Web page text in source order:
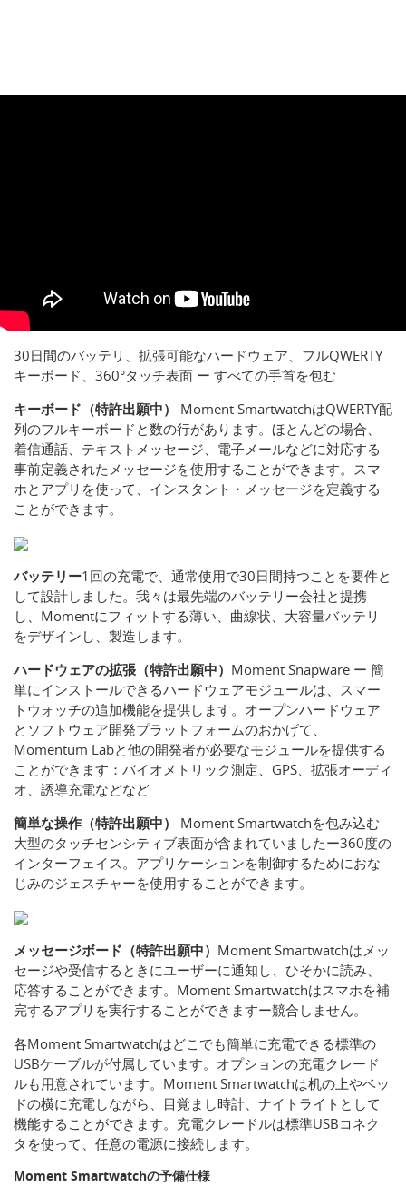
30日間のバッテリ、拡張可能なハードウェア、フルQWERTY
キーボード、360°タッチ表面 ー すべての手首を包む
キーボード（特許出願中）
Moment SmartwatchはQWERTY配
列のフルキーボードと数の行があります。ほとんどの場合、
着信通話、テキストメッセージ、電子メールなどに対応する
事前定義されたメッセージを使用することができます。スマ
ホとアプリを使って、インスタント・メッセージを定義する
ことができます。
バッテリー1回の充電で、通常使用で30日間持つことを要件と
して設計しました。我々は最先端のバッテリー会社と提携
し、Momentにフィットする薄い、曲線状、大容量バッテリ
をデザインし、製造します。
ハードウェアの拡張（特許出願中） Moment Snapware ー 簡
単にインストールできるハードウェアモジュールは、スマー
トウォッチの追加機能を提供します。オープンハードウェア
とソフトウェア開発プラットフォームのおかげて、
Momentum Labと他の開発者が必要なモジュールを提供する
ことができます：バイオメトリック測定、GPS、拡張オーディ
オ、誘導充電などなど
簡単な操作（特許出願中）
Moment Smartwatchを包み込む
大型のタッチセンシティブ表面が含まれていましたー360度の
インターフェイス。アプリケーションを制御するためにおな
じみのジェスチャーを使用することができます。
メッセージボード（特許出願中） Moment Smartwatchはメッ
セージや受信するときにユーザーに通知し、ひそかに読み、
応答することができます。Moment Smartwatchはスマホを補
完するアプリを実行することができますー競合しません。
各Moment Smartwatchはどこでも簡単に充電できる標準の
USBケーブルが付属しています。オプションの充電クレード
ルも用意されています。Moment Smartwatchは机の上やベッ
ドの横に充電しながら、目覚まし時計、ナイトライトとして
機能することができます。充電クレードルは標準USBコネク
タを使って、任意の電源に接続します。
Moment Smartwatchの予備仕様